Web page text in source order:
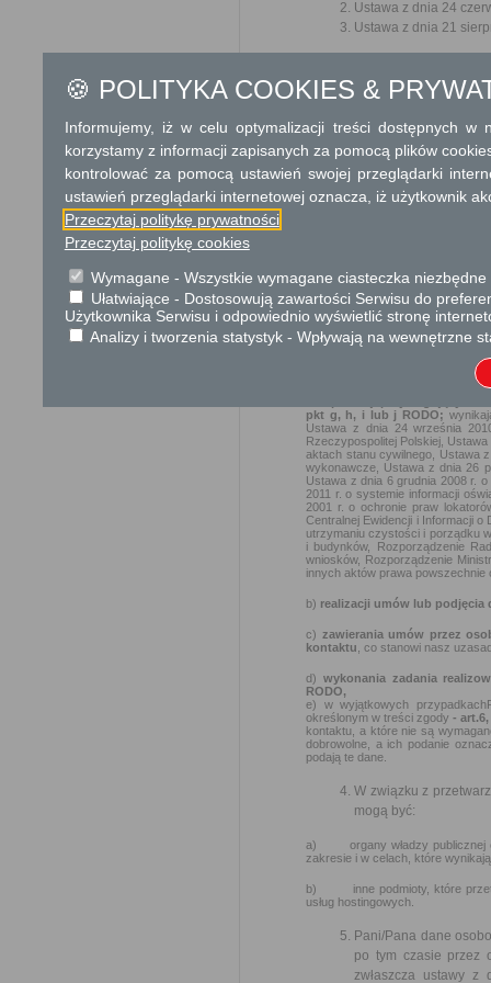
Ustawa z dnia 24
Ustawa z dnia 21
W związku z realizacją
ochrony osób fizycznych w
uchylenia dyrektywy 95/46/WE
danych osobowych oraz o
Jeśli ma Pani/Pan
działania Urzędu Miasta
i Gminy Sanniki, a także
Danych Osobowych w
Pani/Pana dane osobowe
wypełnienia
pkt g, h, i lub j RODO;
Ustawa z dnia 24 września
Rzeczypospolitej Polskiej,
aktach stanu cywilnego, Ustawa
wykonawcze, Ustawa z dnia 26
Ustawa z dnia 6 grudnia 2008 r.
2011 r. o systemie informacji
2001 r. o ochronie praw
Centralnej Ewidencji i Informacji
utrzymaniu czystości i porządku
i budynków, Rozporządzenie
wniosków, Rozporządzenie
innych aktów prawa
b) realizacji umów lub podjęcia
c) zawierania umów przez
kontaktu , co stanowi nasz
d) wykonania zadania
RODO,
e) w wyjątkowych
określonym w treści zgody -
kontaktu, a które nie są
dobrowolne, a ich podanie
podają te dane.
W związku z
mogą być:
a) organy władzy publicznej
zakresie i w celach, które
b) inne podmioty, które
usług hostingowych.
Pani/Pana dane
po tym czasie przez
zwłaszcza ustawy
🍪 POLITYKA COOKIES &
Informujemy, iż w celu optymalizacji treści dostępnych w
korzystamy z informacji zapisanych za pomocą plików
kontrolować za pomocą ustawień swojej przeglądarki
ustawień przeglądarki internetowej oznacza, iż użytkownik
Przeczytaj politykę prywatności
Przeczytaj politykę cookies
Wymagane - Wszystkie wymagane ciasteczka
Ułatwiające - Dostosowują zawartości Serwisu do
Użytkownika Serwisu i odpowiednio wyświetlić stronę
Analizy i tworzenia statystyk - Wpływają na wewnętrzne